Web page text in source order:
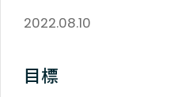
2022.08.10
目標